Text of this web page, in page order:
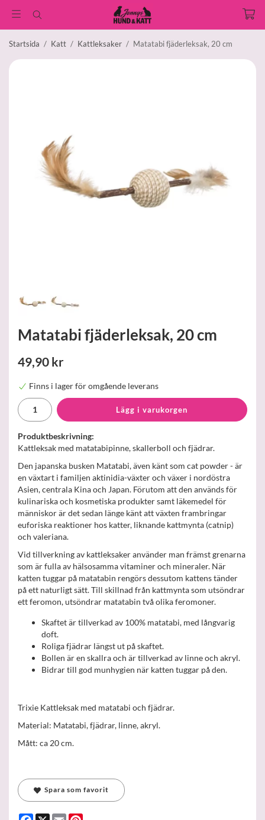
Startsida / Katt / Kattleksaker / Matatabi fjäderleksak, 20 cm
Matatabi fjäderleksak, 20 cm
49,90 kr
Finns i lager för omgående leverans
Lägg i varukorgen
Produktbeskrivning:
Kattleksak med matatabipinne, skallerboll och fjädrar.
Den japanska busken Matatabi, även känt som cat powder - är
en växtart i familjen aktinidia-växter och växer i nordöstra
Asien, centrala Kina och Japan. Förutom att den används för
kulinariska och kosmetiska produkter samt läkemedel för
människor är det sedan länge känt att växten frambringar
euforiska reaktioner hos katter, liknande kattmynta (catnip)
och valeriana.
Vid tillverkning av kattleksaker använder man främst grenarna
som är fulla av hälsosamma vitaminer och mineraler. När
katten tuggar på matatabin rengörs dessutom kattens tänder
på ett naturligt sätt. Till skillnad från kattmynta som utsöndrar
ett feromon, utsöndrar matatabin två olika feromoner.
Skaftet är tillverkad av 100% matatabi, med långvarig
doft.
Roliga fjädrar längst ut på skaftet.
Bollen är en skallra och är tillverkad av linne och akryl.
Bidrar till god munhygien när katten tuggar på den.
Trixie Kattleksak med matatabi och fjädrar.
Material: Matatabi, fjädrar, linne, akryl.
Mått: ca 20 cm.
Spara som favorit
Facebook
X Email